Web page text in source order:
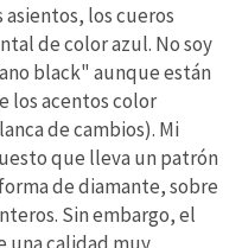
los cueros
de color azul. No soy
black" aunque están
los acentos color
de cambios). Mi
que lleva un patrón
de diamante, sobre
Sin embargo, el